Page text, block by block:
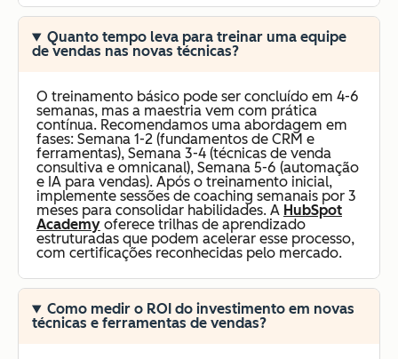
Quanto tempo leva para treinar uma equipe
de vendas nas novas técnicas?
O treinamento básico pode ser concluído em 4-6
semanas, mas a maestria vem com prática
contínua. Recomendamos uma abordagem em
fases: Semana 1-2 (fundamentos de CRM e
ferramentas), Semana 3-4 (técnicas de venda
consultiva e omnicanal), Semana 5-6 (automação
e IA para vendas). Após o treinamento inicial,
implemente sessões de coaching semanais por 3
meses para consolidar habilidades. A HubSpot
Academy oferece trilhas de aprendizado
estruturadas que podem acelerar esse processo,
com certificações reconhecidas pelo mercado.
Como medir o ROI do investimento em novas
técnicas e ferramentas de vendas?